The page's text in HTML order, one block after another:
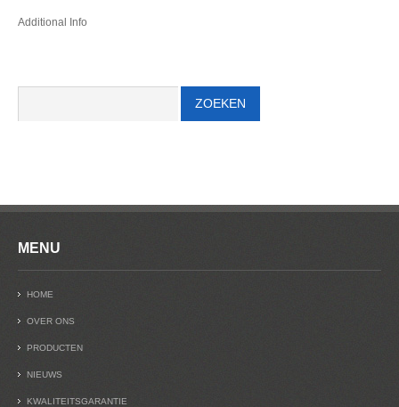
Additional Info
MENU
HOME
OVER ONS
PRODUCTEN
NIEUWS
KWALITEITSGARANTIE